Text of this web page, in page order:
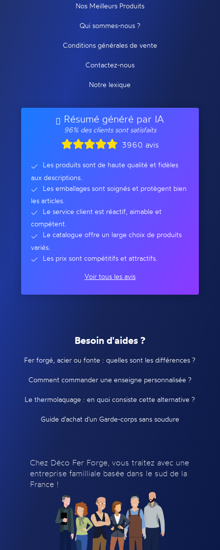
Nos Meilleurs Produits
Qui sommes-nous ?
Conditions générales de vente
Contactez-nous
Notre lexique
Résumé généré par IA
96% des clients sont satisfaits
3960 avis
Les produits sont de haute qualité et fidèles
aux descriptions.
Les emballages sont soignés et protègent bien
les articles.
Le service client est réactif, aimable et
compétent.
Le catalogue offre un large choix de produits
variés.
Les prix sont compétitifs et attractifs.
Voir tous les avis
Besoin d'aides ?
Fer forgé, acier ou fonte : quelles sont les différences ?
Comment commander une enseigne personnalisée ?
Le thermolaquage : en quoi consiste cette alternative ?
Guide d'achat d'un Garde-corps sans soudure
Chez Déco Fer Forge, vous traitez avec une
entreprise familliale basée dans le sud de la
France !